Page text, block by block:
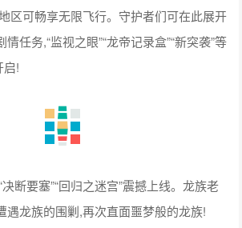
区可畅享无限飞行。守护者们可在此展开
任务,“监视之眼”“龙帝记录盒”“新突袭”等
启!
断要塞”“回归之迷宫”震撼上线。龙族老
遇龙族的围剿,再次直面噩梦般的龙族!